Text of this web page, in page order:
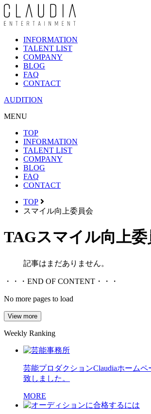
INFORMATION
TALENT LIST
COMPANY
BLOG
FAQ
CONTACT
AUDITION
MENU
TOP
INFORMATION
TALENT LIST
COMPANY
BLOG
FAQ
CONTACT
TOP
スマイル向上委員会
TAGスマイル向上委
記事はまだありません。
・・・END OF CONTENT・・・
No more pages to load
View more
Weekly Ranking
芸能プロダクションClaudiaホーム
致しました。
MORE